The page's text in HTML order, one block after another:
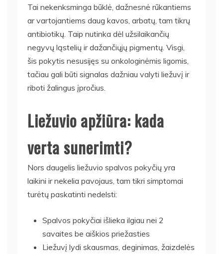
Tai nekenksminga būklė, dažnesnė rūkantiems
ar vartojantiems daug kavos, arbatų, tam tikrų
antibiotikų. Taip nutinka dėl užsilaikančių
negyvų ląstelių ir dažančiųjų pigmentų. Visgi,
šis pokytis nesusijęs su onkologinėmis ligomis,
tačiau gali būti signalas dažniau valyti liežuvį ir
riboti žalingus įpročius.
Liežuvio apžiūra: kada
verta sunerimti?
Nors daugelis liežuvio spalvos pokyčių yra
laikini ir nekelia pavojaus, tam tikri simptomai
turėtų paskatinti nedelsti:
Spalvos pokyčiai išlieka ilgiau nei 2
savaites be aiškios priežasties
Liežuvį lydi skausmas, deginimas, žaizdelės